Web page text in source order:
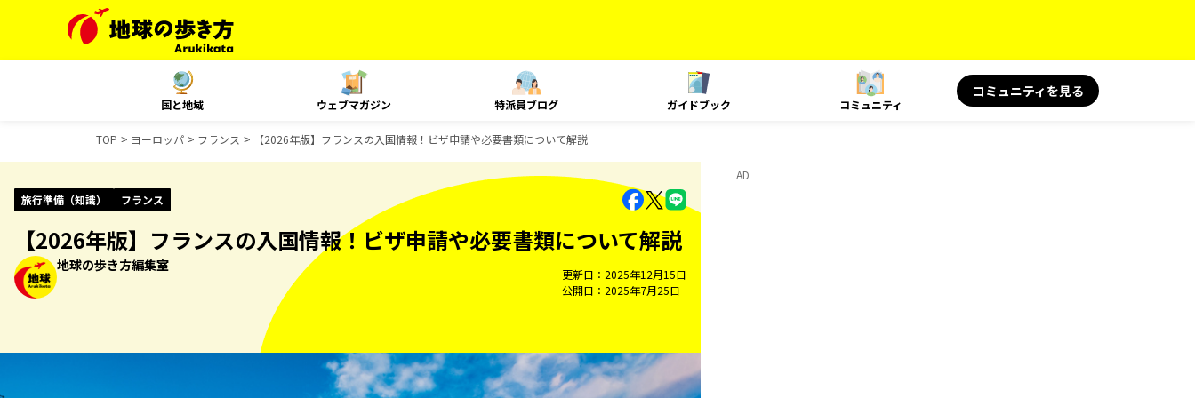
国と地域 ウェブマガジン 特派員ブログ ガイドブック コミュニティ
コミュニティを見る
TOP ヨーロッパ フランス 【2026年版】フランスの入国情報！ビザ申請や必要書類について解説
旅行準備（知識） フランス
【2026年版】フランスの入国情報！ビザ申請や必要書類について解説
地球の歩き方編集室
更新日
2025年12月15日
公開日
2025年7月25日
AD